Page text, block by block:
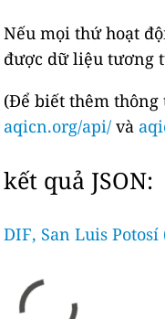
Nếu mọi thứ hoạt
được dữ liệu tương
(Để biết thêm
aqicn.org/api/ và
kết quả JSON:
DIF, San Luis Potosí